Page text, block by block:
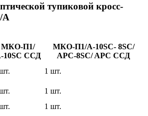
тупиковой кросс-
А
МКО-П1/
10SC ССД
МКО-П1/А-10SC- 8SC/
APC-8SC/ APC ССД
1 шт.
1 шт.
1 шт.